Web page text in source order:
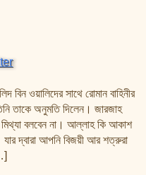
বিন ওয়ালিদের সাথে রোমান বাহিনীর
তাকে অনুমতি দিলেন। জারজাহ
বলবেন না। আল্লাহ কি আকাশ
দ্বারা আপনি বিজয়ী আর শত্রুরা